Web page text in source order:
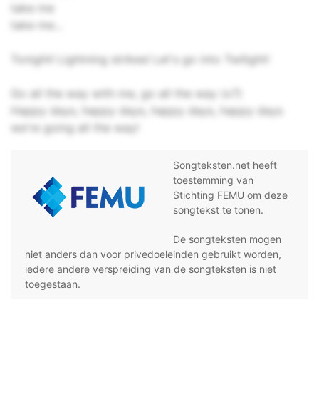
take me
take me...
Tonight! Lightning strikes! Let's go into Twilight!
Go all the way with me, go all the way (x7)
Happy days, happy days, happy days, happy days
we're going all the way!
Songteksten.net heeft
toestemming van
Stichting FEMU om deze
songtekst te tonen.
De songteksten mogen
niet anders dan voor privedoeleinden gebruikt worden,
iedere andere verspreiding van de songteksten is niet
toegestaan.